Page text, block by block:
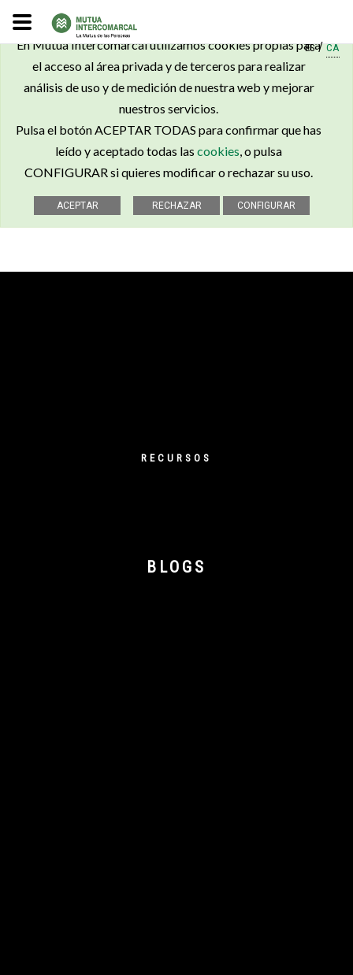
En Mutua Intercomarcal utilizamos cookies propias para
el acceso al área privada y de terceros para realizar
análisis de uso y de medición de nuestra web y mejorar
nuestros servicios.
Pulsa el botón ACEPTAR TODAS para confirmar que has
leído y aceptado todas las cookies, o pulsa
CONFIGURAR si quieres modificar o rechazar su uso.
ES/CA
RECURSOS
BLOGS